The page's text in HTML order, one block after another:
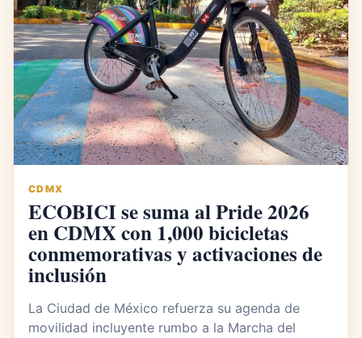
CDMX
ECOBICI se suma al Pride 2026
en CDMX con 1,000 bicicletas
conmemorativas y activaciones de
inclusión
La Ciudad de México refuerza su agenda de
movilidad incluyente rumbo a la Marcha del